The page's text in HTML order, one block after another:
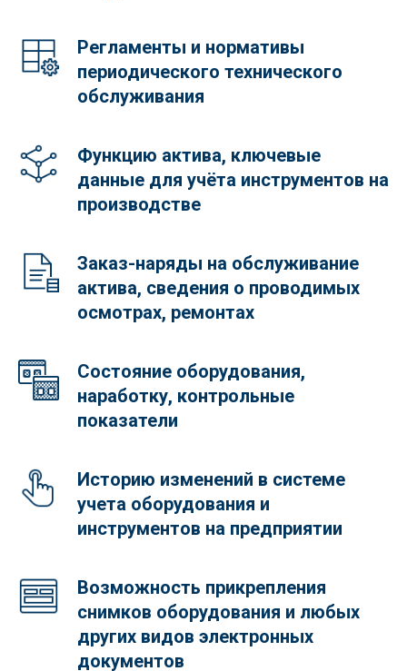
Регламенты и нормативы
периодического технического
обслуживания
Функцию актива, ключевые
данные для учёта инструментов на
производстве
Заказ-наряды на обслуживание
актива, сведения о проводимых
осмотрах, ремонтах
Состояние оборудования,
наработку, контрольные
показатели
Историю изменений в системе
учета оборудования и
инструментов на предприятии
Возможность прикрепления
снимков оборудования и любых
других видов электронных
документов